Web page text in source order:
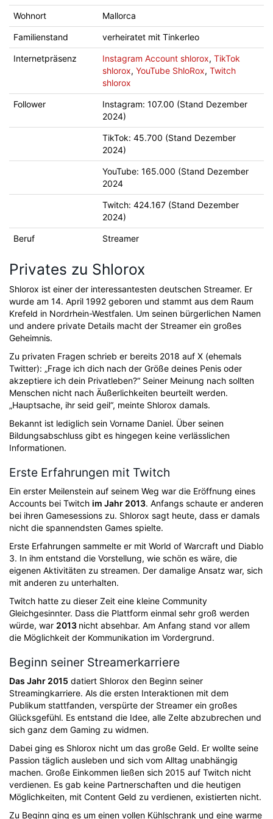
Wohnort Mallorca
Familienstand verheiratet mit Tinkerleo
Internetpräsenz Instagram Account shlorox, TikTok
shlorox, YouTube ShloRox, Twitch
shlorox
Follower
Instagram: 107.00 (Stand Dezember
2024)
TikTok: 45.700 (Stand Dezember
2024)
YouTube: 165.000 (Stand Dezember
2024
Twitch: 424.167 (Stand Dezember
2024)
Beruf Streamer
Privates zu Shlorox
Shlorox ist einer der interessantesten deutschen Streamer. Er
wurde am 14. April 1992 geboren und stammt aus dem Raum
Krefeld in Nordrhein-Westfalen. Um seinen bürgerlichen Namen
und andere private Details macht der Streamer ein großes
Geheimnis.
Zu privaten Fragen schrieb er bereits 2018 auf X (ehemals
Twitter): „Frage ich dich nach der Größe deines Penis oder
akzeptiere ich dein Privatleben?“ Seiner Meinung nach sollten
Menschen nicht nach Äußerlichkeiten beurteilt werden.
„Hauptsache, ihr seid geil“, meinte Shlorox damals.
Bekannt ist lediglich sein Vorname Daniel. Über seinen
Bildungsabschluss gibt es hingegen keine verlässlichen
Informationen.
Erste Erfahrungen mit Twitch
Ein erster Meilenstein auf seinem Weg war die Eröffnung eines
Accounts bei Twitch im Jahr 2013. Anfangs schaute er anderen
bei ihren Gamesessions zu. Shlorox sagt heute, dass er damals
nicht die spannendsten Games spielte.
Erste Erfahrungen sammelte er mit World of Warcraft und Diablo
3. In ihm entstand die Vorstellung, wie schön es wäre, die
eigenen Aktivitäten zu streamen. Der damalige Ansatz war, sich
mit anderen zu unterhalten.
Twitch hatte zu dieser Zeit eine kleine Community
Gleichgesinnter. Dass die Plattform einmal sehr groß werden
würde, war 2013 nicht absehbar. Am Anfang stand vor allem
die Möglichkeit der Kommunikation im Vordergrund.
Beginn seiner Streamerkarriere
Das Jahr 2015 datiert Shlorox den Beginn seiner
Streamingkarriere. Als die ersten Interaktionen mit dem
Publikum stattfanden, verspürte der Streamer ein großes
Glücksgefühl. Es entstand die Idee, alle Zelte abzubrechen und
sich ganz dem Gaming zu widmen.
Dabei ging es Shlorox nicht um das große Geld. Er wollte seine
Passion täglich ausleben und sich vom Alltag unabhängig
machen. Große Einkommen ließen sich 2015 auf Twitch nicht
verdienen. Es gab keine Partnerschaften und die heutigen
Möglichkeiten, mit Content Geld zu verdienen, existierten nicht.
Zu Beginn ging es um einen vollen Kühlschrank und eine warme